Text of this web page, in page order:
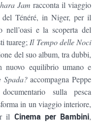
Jam racconta il viaggio
Ténéré, in Niger, per il
nell’oasi e la scoperta del
tuareg; Il Tempo delle Noci
del suo album, tra dubbi,
equilibrio umano e
Spada?accompagna Peppe
sulla pesca
in un viaggio interiore,
il Cinema per Bambini,